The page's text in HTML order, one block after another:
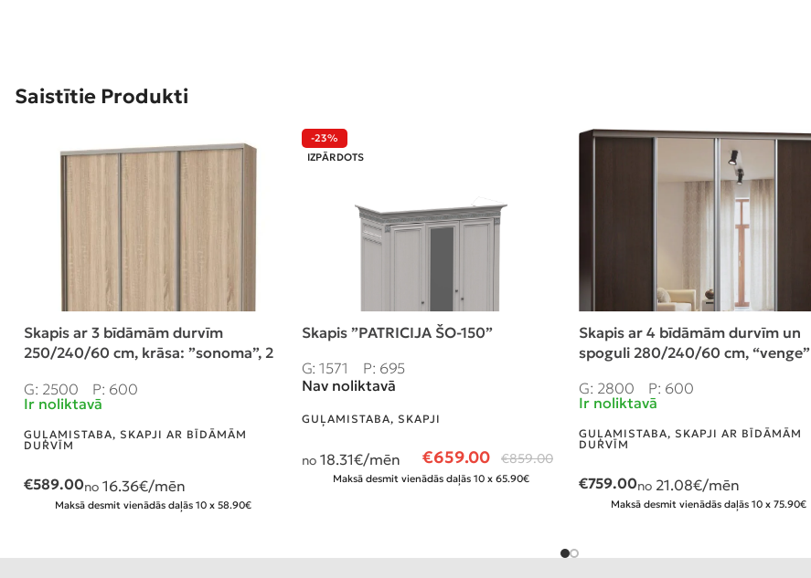
Saistītie Produkti
Skapis ar 3 bīdāmām durvīm
250/240/60 cm, krāsa: ”sonoma”, 2
G: 2500
P: 600
Ir noliktavā
GUĻAMISTABA, SKAPJI AR BĪDĀMĀM
DURVĪM
€589.00no 16.36€/mēn
Maksā desmit vienādās daļās 10 x 58.90€
-23%
IZPĀRDOTS
Skapis ”PATRICIJA ŠO-150”
G: 1571
P: 695
Nav noliktavā
GUĻAMISTABA, SKAPJI
€659.00 €859.00
no 18.31€/mēn
Maksā desmit vienādās daļās 10 x 65.90€
Skapis ar 4 bīdāmām durvīm un
spoguli 280/240/60 cm, “venge”
G: 2800
P: 600
Ir noliktavā
GUĻAMISTABA, SKAPJI AR BĪDĀMĀM
DURVĪM
€759.00no 21.08€/mēn
Maksā desmit vienādās daļās 10 x 75.90€